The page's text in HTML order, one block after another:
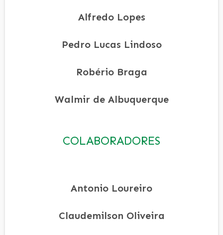
Alfredo Lopes
Pedro Lucas Lindoso
Robério Braga
Walmir de Albuquerque
COLABORADORES
Antonio Loureiro
Claudemilson Oliveira